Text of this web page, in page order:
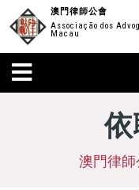
澳門律師公會
Associação dos
Macau
澳門律師